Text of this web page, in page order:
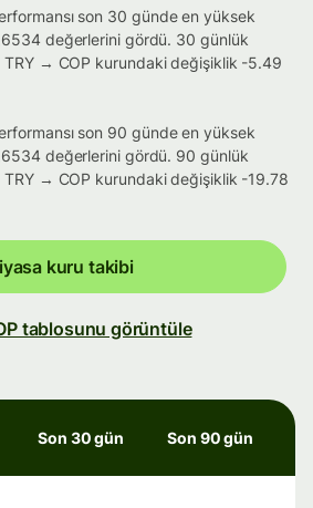
son 30 günde en yüksek
değerlerini gördü. 30 günlük
→ COP kurundaki değişiklik -5.49
son 90 günde en yüksek
değerlerini gördü. 90 günlük
→ COP kurundaki değişiklik -19.78
kuru takibi
tablosunu görüntüle
Son 30 gün Son 90 gün